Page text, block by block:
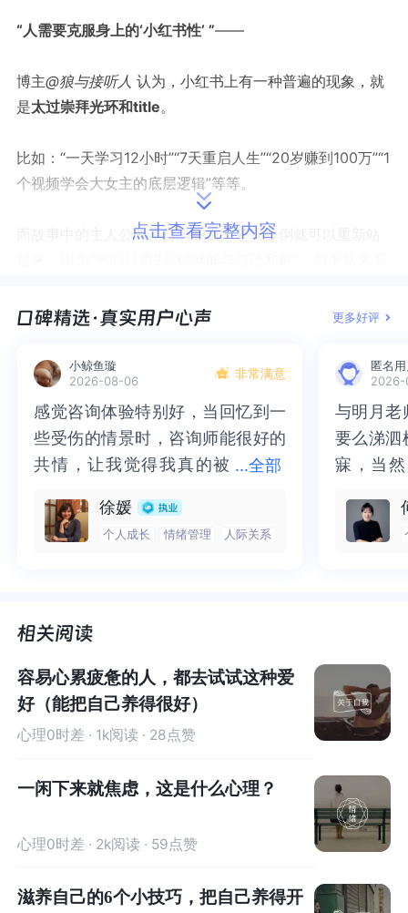
“人需要克服身上的‘小红书性’ ”——
博主@狼与接听人 认为，小红书上有一种普遍的现象，就
是太过崇拜光环和title。
比如： “一天学习12小时”“7天重启人生”“20岁赚到100万”“1
个视频学会大女主的底层逻辑”等等。
而故事中的主人公总是打满鸡血，还没摔倒就可以重新站
△来自小红书用户
时随地都有事可做。
点击查看完整内容
更多好评
小鲸鱼璇
2026-08-06
非常满意
...全部
感觉咨询体验特别好，当回忆到一
些受伤的情景时，咨询师能很好的
共情，让我觉得我真的被
一部分未处理的情绪被注意到了，
而且当咨询师准确说出我当时的情
觉轻快了很多，感觉轻松了。很感
谢咨询师姐姐！
感觉咨询体验特别好，当回忆到一
些受伤的情景时，咨询师能很好的
共情，让我觉得我真的被抱住了。
处理的情绪被注意到了，而且当咨
询师准确说出我当时的情绪，我感
了很多，感觉轻松了。很感谢咨询
师姐姐！
徐媛
个人成长 情绪管理 人际关系
匿名
2026-
与明月老
要么涕泗
寐，当
来，觉
再困于
与明月老
要么涕泗
寐，当然
不必再
梏，更
容易心累疲惫的人，都去试试这种爱
好（能把自己养得很好）
心理0时差 · 1k阅读 · 28点赞
一闲下来就焦虑，这是什么心理？
心理0时差 · 2k阅读 · 59点赞
滋养自己的6个小技巧，把自己养得开